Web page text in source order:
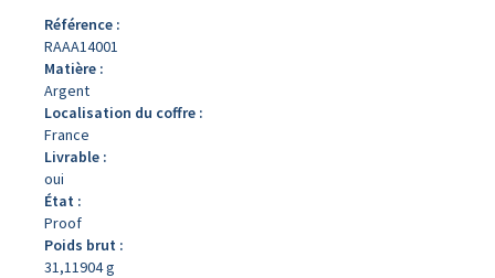
Référence :
RAAA14001
Matière :
Argent
Localisation du coffre :
France
Livrable :
oui
État :
Proof
Poids brut :
31,11904 g